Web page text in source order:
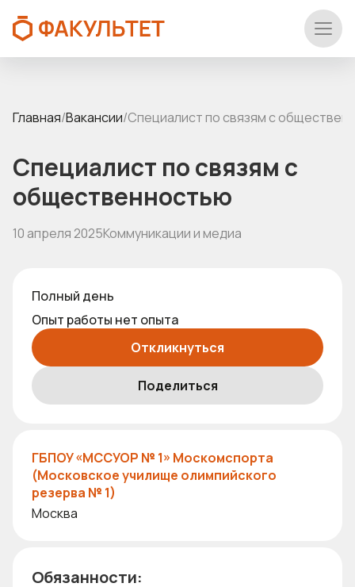
Главная/Вакансии/Специалист по связям с
Специалист по связям с
общественностью
10 апреля 2025Коммуникации и медиа
Обязанности:
Полный день
Опыт работы нет опыта
Откликнуться
Поделиться
ГБПОУ «МССУОР № 1» Москомспорта
(Московское училище олимпийского
резерва № 1)
Москва